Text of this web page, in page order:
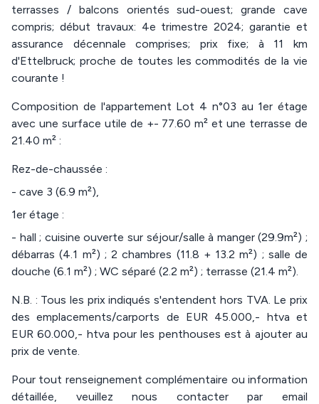
terrasses / balcons orientés sud-ouest; grande cave
compris; début travaux: 4e trimestre 2024; garantie et
assurance décennale comprises; prix fixe; à 11 km
d'Ettelbruck; proche de toutes les commodités de la vie
courante !
Composition de l'appartement Lot 4 n°03 au 1er étage
avec une surface utile de +- 77.60 m² et une terrasse de
21.40 m² :
Rez-de-chaussée :
- cave 3 (6.9 m²),
1er étage :
- hall ; cuisine ouverte sur séjour/salle à manger (29.9m²) ;
débarras (4.1 m²) ; 2 chambres (11.8 + 13.2 m²) ; salle de
douche (6.1 m²) ; WC séparé (2.2 m²) ; terrasse (21.4 m²).
N.B. : Tous les prix indiqués s'entendent hors TVA. Le prix
des emplacements/carports de EUR 45.000,- htva et
EUR 60.000,- htva pour les penthouses est à ajouter au
prix de vente.
Pour tout renseignement complémentaire ou information
détaillée, veuillez nous contacter par email